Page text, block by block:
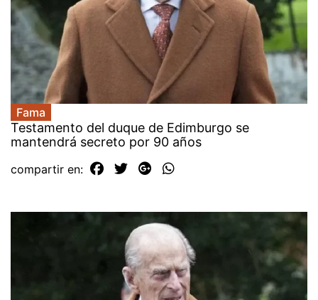
Fama
Testamento del duque de Edimburgo se
mantendrá secreto por 90 años
compartir en: